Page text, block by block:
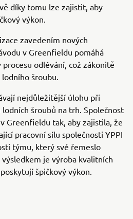
díky tomu lze zajistit, aby
výkon.
zavedením nových
v Greenfieldu pomáhá
odlévání, což zákonitě
šroubu.
nejdůležitější úlohu při
šroubů na trh. Společnost
Greenfieldu tak, aby zajistila, že
pracovní sílu společnosti YPPI
týmu, který své řemeslo
je výroba kvalitních
špičkový výkon.